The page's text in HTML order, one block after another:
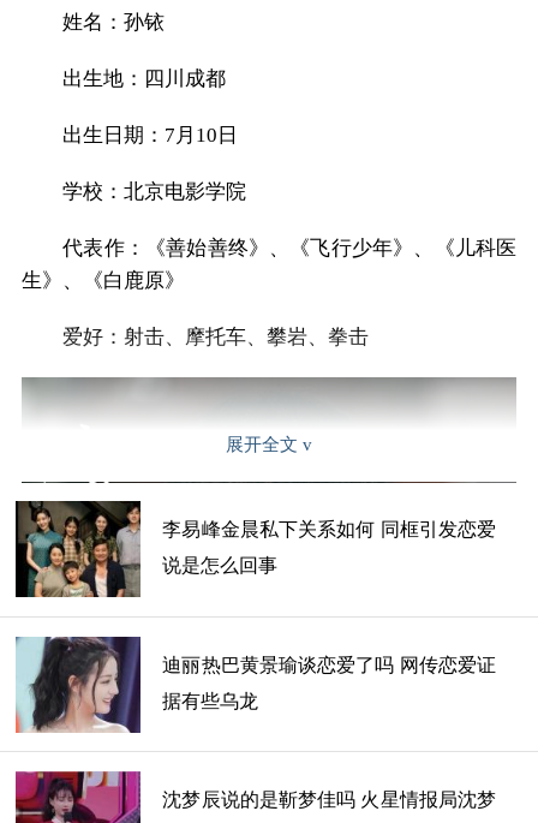
姓名：孙铱
出生地：四川成都
出生日期：7月10日
学校：北京电影学院
代表作：《善始善终》、《飞行少年》、《儿科医
生》、《白鹿原》
爱好：射击、摩托车、攀岩、拳击
展开全文
李易峰金晨私下关系如何 同框引发恋爱
说是怎么回事
迪丽热巴黄景瑜谈恋爱了吗 网传恋爱证
据有些乌龙
沈梦辰说的是靳梦佳吗 火星情报局沈梦